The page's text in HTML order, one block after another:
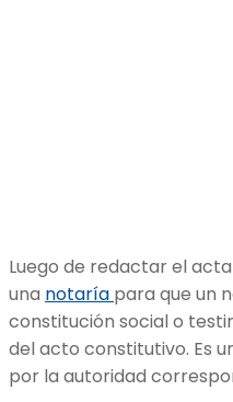
Luego de redactar el
una notaría para que un
constitución social o
del acto constitutivo. Es
por la autoridad